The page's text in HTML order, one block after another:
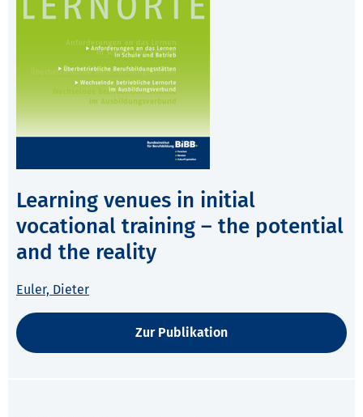
Learning venues in initial
vocational training – the potential
and the reality
Euler, Dieter
Zur Publikation